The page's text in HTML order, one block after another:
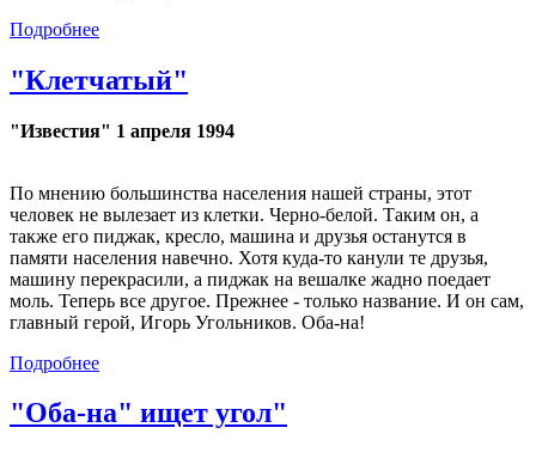
Подробнее
"Клетчатый"
"Известия" 1 апреля 1994
По мнению большинства населения нашей страны, этот
человек не вылезает из клетки. Черно-белой. Таким он, а
также его пиджак, кресло, машина и друзья останутся в
памяти населения навечно. Хотя куда-то канули те друзья,
машину перекрасили, а пиджак на вешалке жадно поедает
моль. Теперь все другое. Прежнее - только название. И он сам,
главный герой, Игорь Угольников. Оба-на!
Подробнее
"Оба-на" ищет угол"